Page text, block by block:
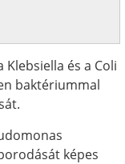
és a Coli
baktériummal
képes